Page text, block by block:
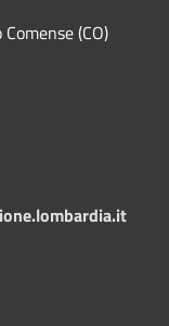
(CO)